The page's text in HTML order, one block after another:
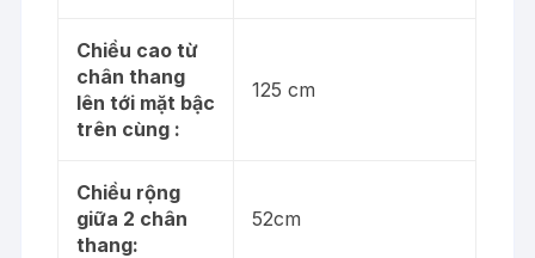
Chiều cao từ
chân thang
lên tới mặt bậc
trên cùng :
125 cm
Chiều rộng
giữa 2 chân
thang:
52cm